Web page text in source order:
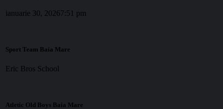
ianuarie 30, 20267:51 pm
Sport Team Baia Mare
Eric Bros School
Atletic Old Boys Baia Mare